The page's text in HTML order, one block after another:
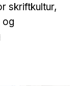
skriftkultur,
og